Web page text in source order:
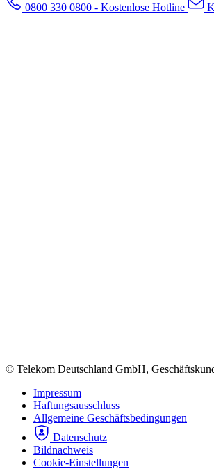
0800 330 0800 - Kostenlose Hotline
© Telekom Deutschland GmbH,
Impressum
Haftungsausschluss
Allgemeine Geschäftsbedingungen
Datenschutz
Bildnachweis
Cookie-Einstellungen